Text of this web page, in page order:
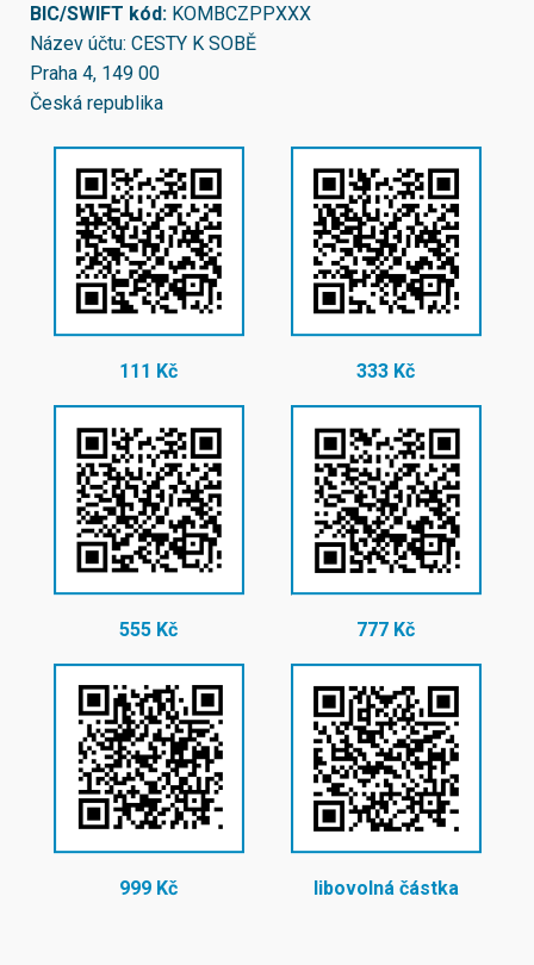
BIC/SWIFT kód: KOMBCZPPXXX
Název účtu: CESTY K SOBĚ
Praha 4, 149 00
Česká republika
111 Kč 333 Kč
555 Kč 777 Kč
999 Kč libovolná částka